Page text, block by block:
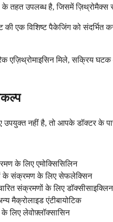
के तहत उपलब्ध है, जिसमें
एक विशिष्ट पैकेजिंग को संदर्भित
एज़िथ्रोमाइसिन मिले, सक्रिय
उपयुक्त नहीं है, तो आपके डॉक्टर के
के लिए एमोक्सिसिलिन
के संक्रमण के लिए सेफलेक्सिन
संक्रमणों के लिए डॉक्सीसाइक्लिन
मैक्रोलाइड एंटीबायोटिक
लिए लेवोफ़्लॉक्सासिन